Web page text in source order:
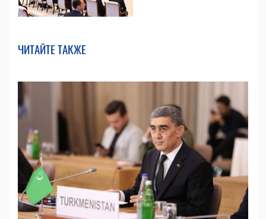
ЧИТАЙТЕ ТАКЖЕ